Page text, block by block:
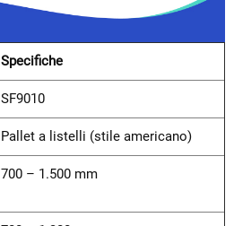
Specifiche
SF9010
Pallet a listelli (stile americano)
700 – 1.500 mm